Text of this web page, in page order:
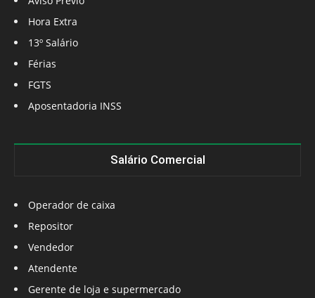
Hora Extra
13º Salário
Férias
FGTS
Aposentadoria INSS
Salário Comercial
Operador de caixa
Repositor
Vendedor
Atendente
Gerente de loja e supermercado